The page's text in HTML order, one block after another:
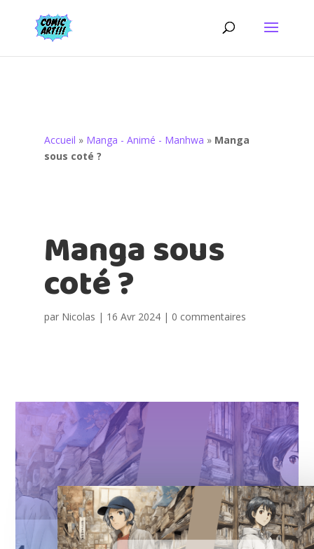
Accueil » Manga - Animé - Manhwa » Manga
sous coté ?
Manga sous
coté ?
par Nicolas | 16 Avr 2024| 0 commentaires